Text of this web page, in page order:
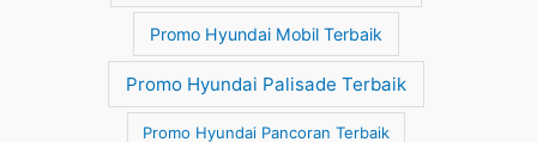
Promo Hyundai Mobil Terbaik
Promo Hyundai Palisade Terbaik
Promo Hyundai Pancoran Terbaik